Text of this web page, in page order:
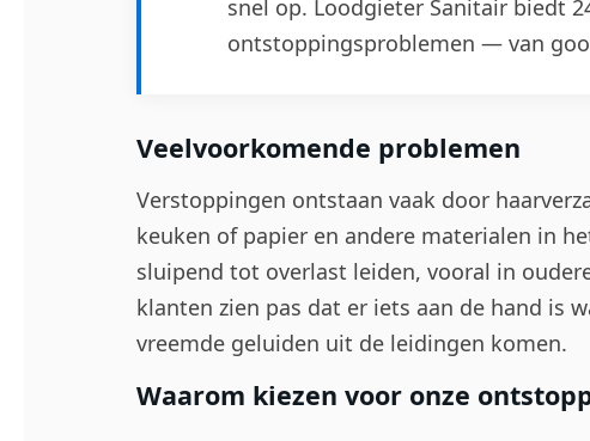
snel op. Loodgieter Sanitair biedt
ontstoppingsproblemen — van
Veelvoorkomende problemen
Verstoppingen ontstaan vaak door
keuken of papier en andere materialen in
sluipend tot overlast leiden, vooral in
klanten zien pas dat er iets aan de hand is
vreemde geluiden uit de leidingen komen.
Waarom kiezen voor onze